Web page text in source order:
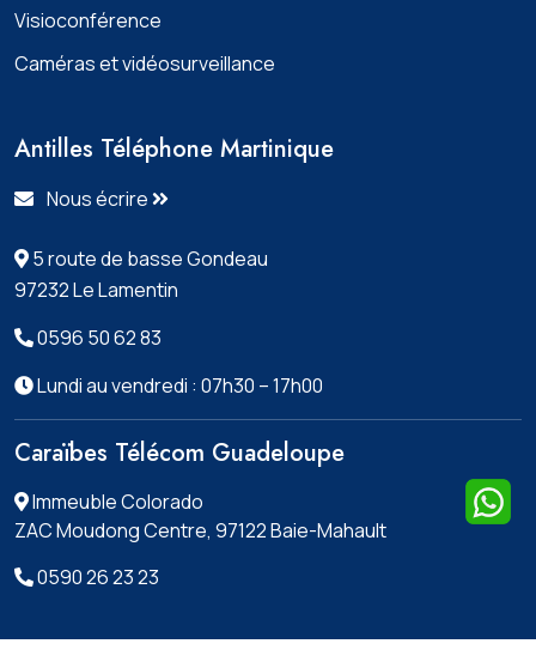
Visioconférence
Caméras et vidéosurveillance
Antilles Téléphone Martinique
Nous écrire
5 route de basse Gondeau
97232 Le Lamentin
0596 50 62 83
Lundi au vendredi : 07h30 – 17h00
Caraïbes Télécom Guadeloupe
Immeuble Colorado
ZAC Moudong Centre, 97122 Baie-Mahault
0590 26 23 23